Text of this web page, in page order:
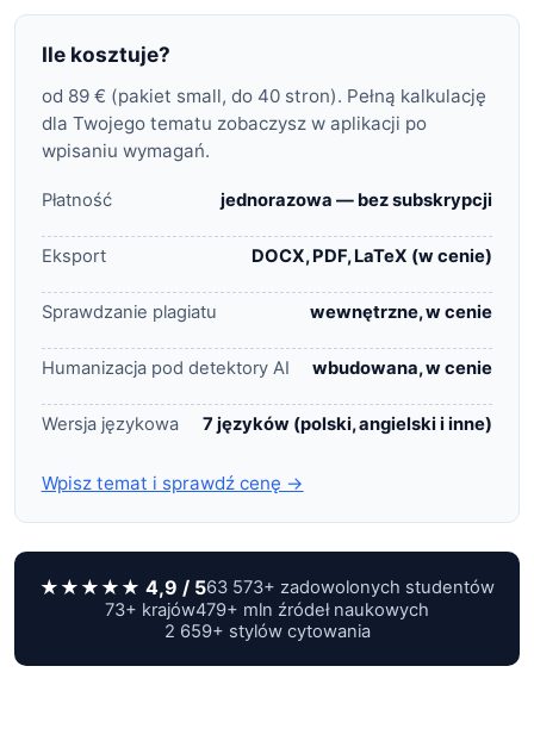
Ile kosztuje?
od 89 € (pakiet small, do 40 stron). Pełną kalkulację
dla Twojego tematu zobaczysz w aplikacji po
wpisaniu wymagań.
Płatność jednorazowa — bez subskrypcji
Eksport DOCX, PDF, LaTeX (w cenie)
Sprawdzanie plagiatu wewnętrzne, w cenie
Humanizacja pod detektory AI wbudowana, w cenie
Wersja językowa 7 języków (polski, angielski i inne)
Wpisz temat i sprawdź cenę →
★★★★★ 4,9 / 563 573+ zadowolonych studentów
73+ krajów479+ mln źródeł naukowych
2 659+ stylów cytowania